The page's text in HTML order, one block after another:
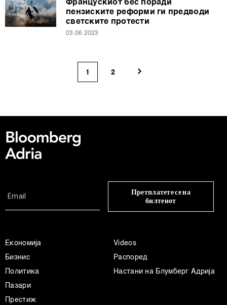
Францускиот бес поради
пензиските реформи ги предводи
светските протести
03.06.2023
1 2
Претплатете се на
билтенот
Економија
Бизнис
Политика
Пазари
Престиж
Videos
Распоред
Настани на Блумберг Адрија